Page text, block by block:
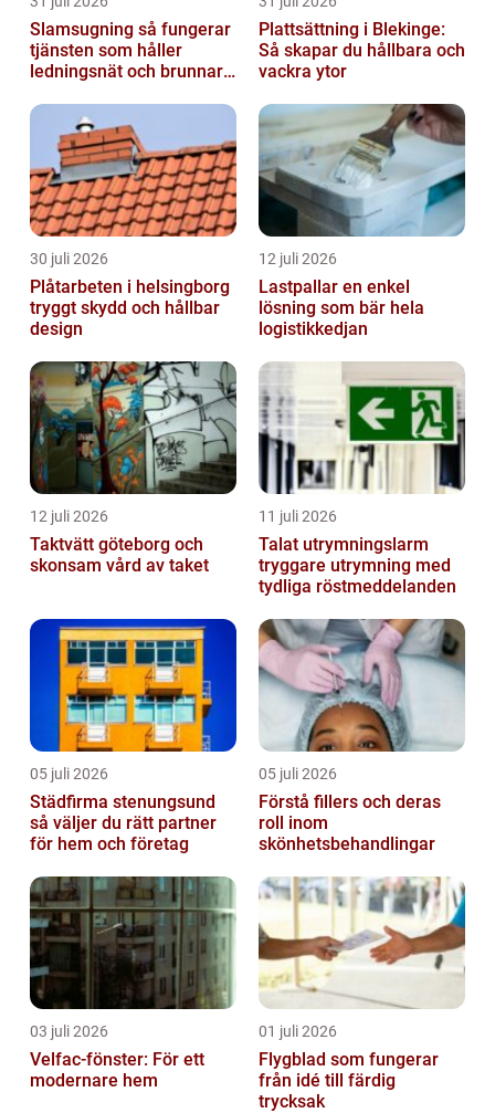
Slamsugning så fungerar
tjänsten som håller
ledningsnät och brunnar i
Plattsättning i Blekinge:
Så skapar du hållbara och
vackra ytor
30 juli 2026
Plåtarbeten i helsingborg
tryggt skydd och hållbar
design
12 juli 2026
Lastpallar en enkel
lösning som bär hela
logistikkedjan
12 juli 2026
Taktvätt göteborg och
skonsam vård av taket
11 juli 2026
Talat utrymningslarm
tryggare utrymning med
tydliga röstmeddelanden
05 juli 2026
Städfirma stenungsund
så väljer du rätt partner
för hem och företag
05 juli 2026
Förstå fillers och deras
roll inom
skönhetsbehandlingar
03 juli 2026
Velfac-fönster: För ett
modernare hem
01 juli 2026
Flygblad som fungerar
från idé till färdig
trycksak